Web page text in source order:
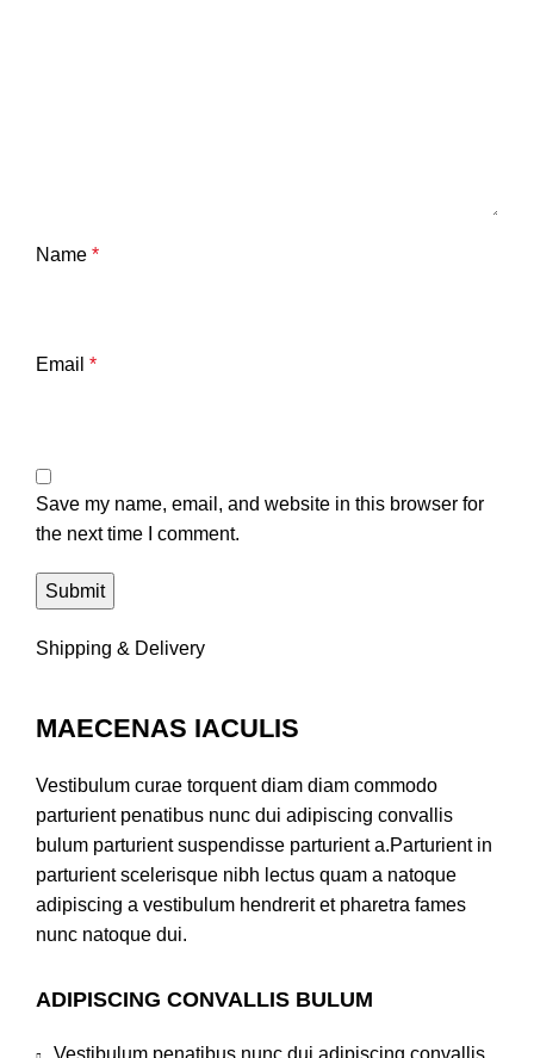
Name *
Email *
Save my name, email, and website in this browser for
the next time I comment.
Shipping & Delivery
MAECENAS IACULIS
Vestibulum curae torquent diam diam commodo
parturient penatibus nunc dui adipiscing convallis
bulum parturient suspendisse parturient a.Parturient in
parturient scelerisque nibh lectus quam a natoque
adipiscing a vestibulum hendrerit et pharetra fames
nunc natoque dui.
ADIPISCING CONVALLIS BULUM